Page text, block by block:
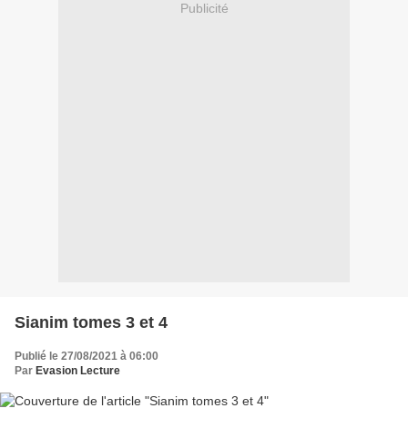
Publicité
Sianim tomes 3 et 4
Publié le 27/08/2021 à 06:00
Par Evasion Lecture